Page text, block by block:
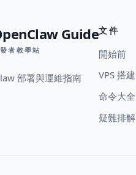
Guide
者教學站
部署與運維指南
文件
開始前
VPS 搭建
命令大全
疑難排解